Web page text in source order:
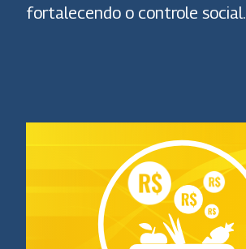
fortalecendo o controle social.